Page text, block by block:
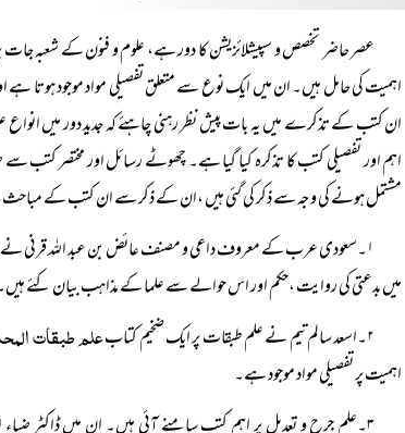
عصر حاضر تخصص و سپیشلائزیشن کا دور ہے، علوم و فنون کے شعبہ جات
اہمیت کی حامل ہیں۔ ان میں ایک نوع سے متعلق تفصیلی مواد موجود ہوتا
ان کتب کے تذکرے میں یہ بات پیش نظر رہنی چاہئے کہ جدید دور میں
اہم اور تفصیلی کتب کا تذکرہ کیا گیا ہے۔ چھوٹے رسائل اور مختصر کتب
مشتمل ہونے کی وجہ سے ذکر کی گئی ہیں ،ان کے ذکر سے ان کتب کے مباحث
۱۔سعودی عرب کے معروف داعی و مصنف عائض بن عبد اللہ قرنی نے مبتدع کی روایت پر
میں بدعتی کی روایت ،حکم اور اس حوالے سے علما کے مذاہب بیان کئے
۲۔اسعد سالم تیم نے علم طبقات پر ایک ضخیم کتاب
علم طبقات
اہمیت پر تفصیلی مواد موجود ہے۔